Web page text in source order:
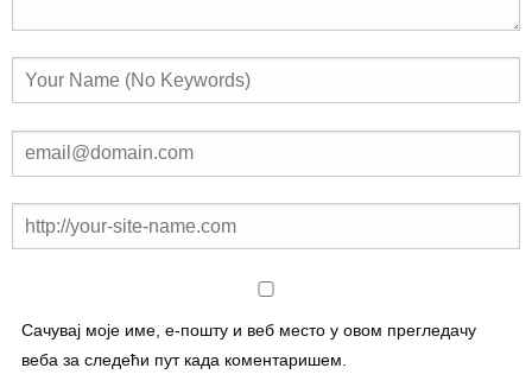
Сачувај моје име, е-пошту и веб место у овом прегледачу
веба за следећи пут када коментаришем.